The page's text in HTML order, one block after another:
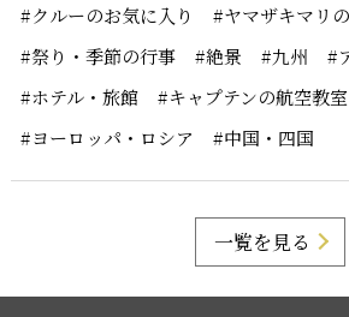
#クルーのお気に入り
#ヤマザキマリ
#祭り・季節の行事
#絶景 #九州
#
#ホテル・旅館
#キャプテンの航空教室
#ヨーロッパ・ロシア
#中国・四国
一覧を見る